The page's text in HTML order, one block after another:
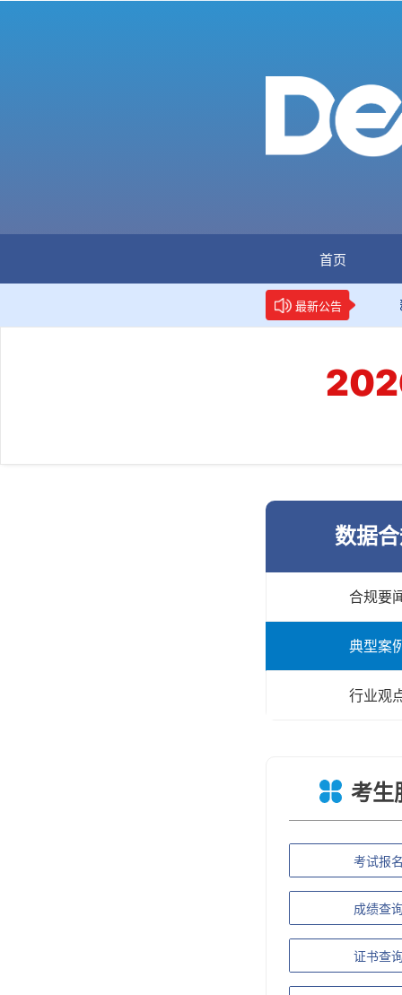
首页
最新公告
新华网权威报道：两项
数据
合规要
典型案
行业观
考生
考试报
成绩查
证书查